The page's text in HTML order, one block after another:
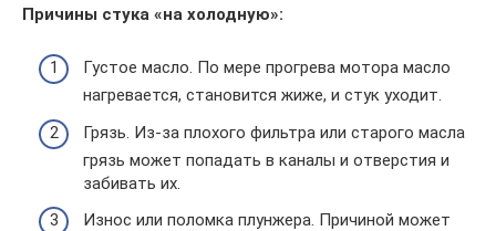
Причины стука «на холодную»:
Густое масло. По мере прогрева мотора масло
нагревается, становится жиже, и стук уходит.
Грязь. Из-за плохого фильтра или старого масла
грязь может попадать в каналы и отверстия и
забивать их.
Износ или поломка плунжера. Причиной может